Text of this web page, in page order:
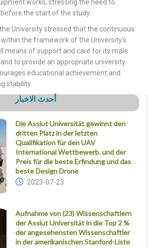
works, stressing the need to
the start of the study.
University stressed that the continuous
the framework of the University's
means of support and care for its male
to provide an appropriate university
educational achievement and
stability.
أحدث الاخبار
Die Assiut Universität gewinnt den
dritten Platz in der letzten
Qualifikation für den UAV
International Wettbewerb. und der
Preis für die beste Erfindung und das
beste Design Drone
2023-07-23
Aufnahme von (23) Wissenschaftlern
der Assiut Universität in die Top 2 %
der angesehensten Wissenschaftler
in der amerikanischen Stanford-Liste